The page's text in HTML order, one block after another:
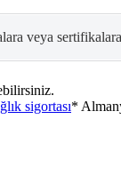
veya sertifikalara
sigortası*